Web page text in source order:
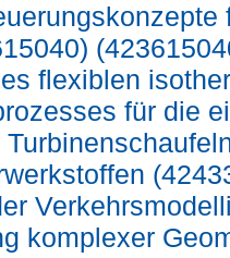
flexiblen
für die
komplexer